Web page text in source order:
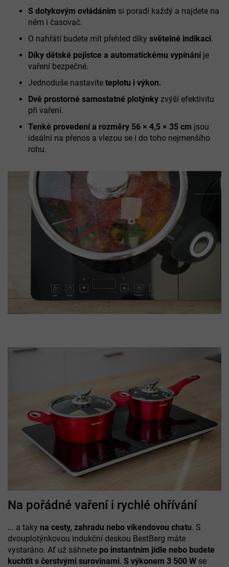
S dotykovým ovládáním si poradí každý a najdete na
něm i časovač.
O nahřátí budete mít přehled díky světelné indikaci.
Díky dětské pojistce a automatickému vypínáníje
vaření bezpečné.
Jednoduše nastavíte teplotu i výkon.
Dvě prostorné samostatné plotýnky zvýší efektivitu
při vaření.
Tenké provedení a rozměry 56 × 4,5 × 35 cm jsou
ideální na přenos a vlezou se i do toho nejmenšího
rohu.
Na pořádné vaření i rychlé ohřívání
... a taky na cesty, zahradu nebo víkendovou chatu. S
dvouplotýnkovou indukční deskou BestBerg máte
vystaráno. Ať už sáhnete po instantním jídle nebo budete
kuchtit s čerstvými surovinami. S výkonem 3 500 W se